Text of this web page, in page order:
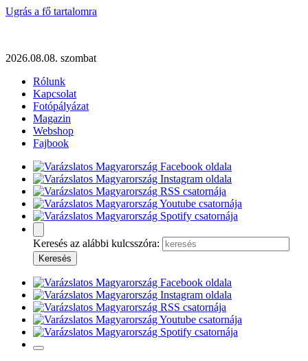
Ugrás a fő tartalomra
2026.08.08. szombat
Rólunk
Kapcsolat
Fotópályázat
Magazin
Webshop
Fajbook
Keresés az alábbi kulcsszóra: